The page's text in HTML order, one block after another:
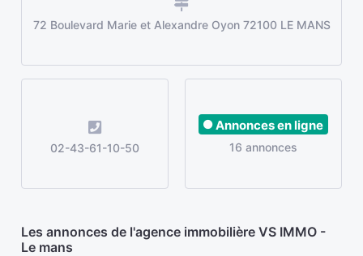
72 Boulevard Marie et Alexandre Oyon 72100 LE MANS
02-43-61-10-50
Annonces en ligne
16 annonces
Les annonces de l'agence immobilière VS IMMO -
Le mans